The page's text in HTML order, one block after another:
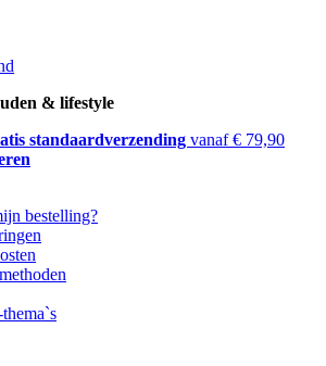
& lifestyle
standaardverzending vanaf € 79,90
bestelling?